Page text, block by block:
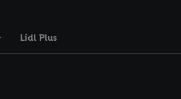
Lidl Plus